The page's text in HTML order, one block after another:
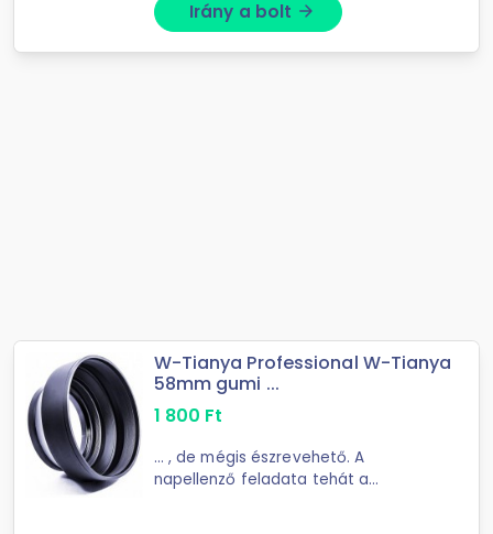
Irány a bolt arrow_forward
W-Tianya Professional W-Tianya
58mm gumi ...
1 800 Ft
... , de mégis észrevehető. A
napellenző feladata tehát a